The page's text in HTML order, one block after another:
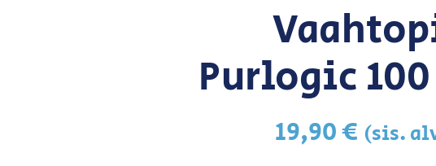
Purlogic
19,90€ (sis.